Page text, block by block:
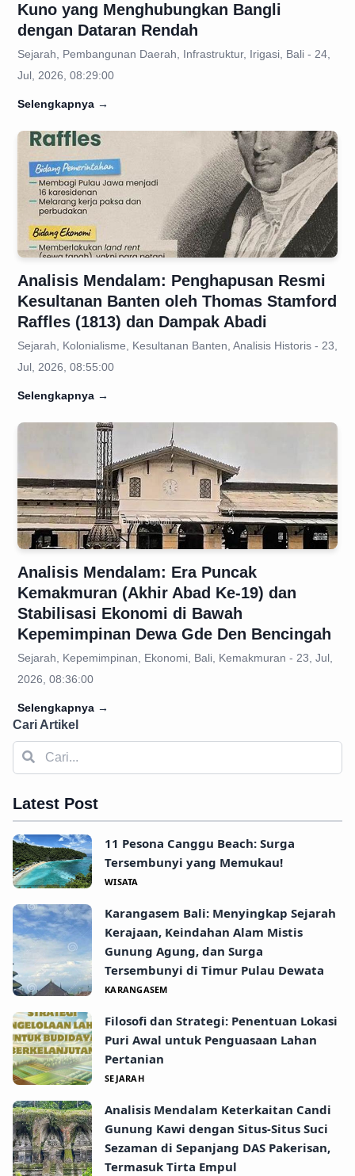
Kuno yang Menghubungkan Bangli
dengan Dataran Rendah
Sejarah, Pembangunan Daerah, Infrastruktur, Irigasi, Bali - 24,
Jul, 2026, 08:29:00
Selengkapnya →
Analisis Mendalam: Penghapusan Resmi
Kesultanan Banten oleh Thomas Stamford
Raffles (1813) dan Dampak Abadi
Sejarah, Kolonialisme, Kesultanan Banten, Analisis Historis - 23,
Jul, 2026, 08:55:00
Selengkapnya →
Analisis Mendalam: Era Puncak
Kemakmuran (Akhir Abad Ke-19) dan
Stabilisasi Ekonomi di Bawah
Kepemimpinan Dewa Gde Den Bencingah
Sejarah, Kepemimpinan, Ekonomi, Bali, Kemakmuran - 23, Jul,
2026, 08:36:00
Selengkapnya →
Cari Artikel
Latest Post
11 Pesona Canggu Beach: Surga
Tersembunyi yang Memukau!
WISATA
Karangasem Bali: Menyingkap Sejarah
Kerajaan, Keindahan Alam Mistis
Gunung Agung, dan Surga
Tersembunyi di Timur Pulau Dewata
KARANGASEM
Filosofi dan Strategi: Penentuan Lokasi
Puri Awal untuk Penguasaan Lahan
Pertanian
SEJARAH
Analisis Mendalam Keterkaitan Candi
Gunung Kawi dengan Situs-Situs Suci
Sezaman di Sepanjang DAS Pakerisan,
Termasuk Tirta Empul